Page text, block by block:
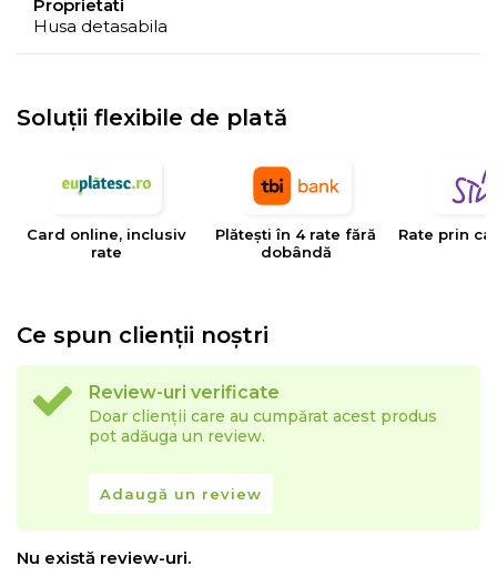
Proprietati
Husa detasabila
Soluții flexibile de plată
Card online, inclusiv
rate
Plătești în 4 rate fără
dobândă
Rate prin
Ce spun clienții noștri
Review-uri verificate
Doar clienții care au cumpărat acest produs
pot adăuga un review.
Adaugă un review
Nu există review-uri.